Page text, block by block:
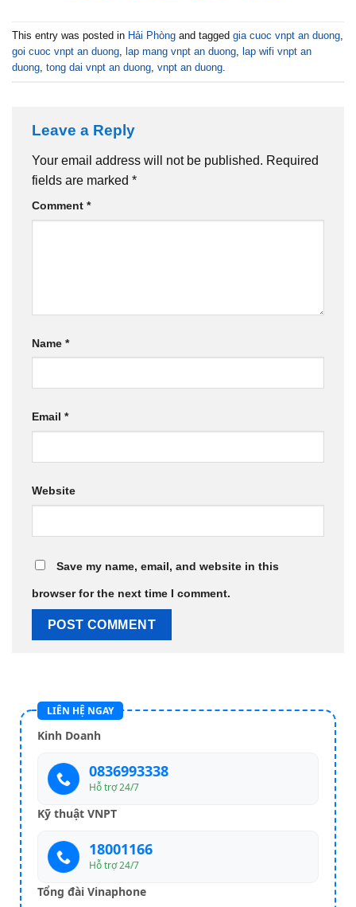
This entry was posted in Hải Phòng and tagged gia cuoc vnpt an duong
goi cuoc vnpt an duong lap mang vnpt an duong lap wifi vnpt an
duong tong dai vnpt an duong vnpt an duong
Leave a Reply
Your email address will not be published. Required
fields are marked *
Comment *
Name *
Email *
Website
Save my name, email, and website in this
browser for the next time I comment.
LIÊN HỆ NGAY
Kinh Doanh
0836993338
Hỗ trợ 24/7
Kỹ thuật VNPT
18001166
Hỗ trợ 24/7
Tổng đài Vinaphone